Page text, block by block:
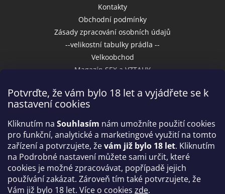
Potvrďte, že vám bylo 18 let a vyjádřete se k
nastavení cookies
Kliknutím na Souhlasím nám umožníte použití cookies
pro funkční, analytické a marketingové využití na tomto
zařízení a potvrzujete, ževám již bylo 18 let. Kliknutím
na Podrobné nastavení můžete sami určit, které
cookies je možné zpracovávat, popřípadě jejich
používání zakázat. Zároveň tím také potvrzujete, že
Vám již bylo 18 let. Více o cookies zde.
Kontakty
Obchodní podmínky
Zásady zpracování osobních údajů
--velikostní tabulky prádla --
Velkoobchod
Magazín SEX a VZTAHY
Přijímáme online platby